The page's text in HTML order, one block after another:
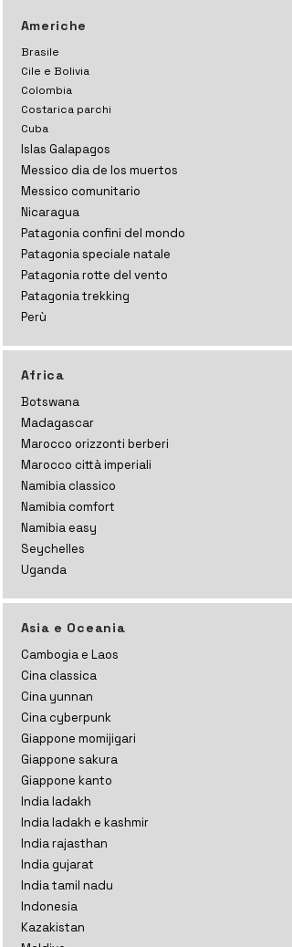
Americhe
Brasile
Cile e Bolivia
Colombia
Costarica parchi
Cuba
Islas Galapagos
Messico dia de los muertos
Messico comunitario
Nicaragua
Patagonia confini del mondo
Patagonia speciale natale
Patagonia rotte del vento
Patagonia trekking
Perù
Africa
Botswana
Madagascar
Marocco orizzonti berberi
Marocco città imperiali
Namibia classico
Namibia comfort
Namibia easy
Seychelles
Uganda
Asia e Oceania
Cambogia e Laos
Cina classica
Cina yunnan
Cina cyberpunk
Giappone momijigari
Giappone sakura
Giappone kanto
India ladakh
India ladakh e kashmir
India rajasthan
India gujarat
India tamil nadu
Indonesia
Kazakistan